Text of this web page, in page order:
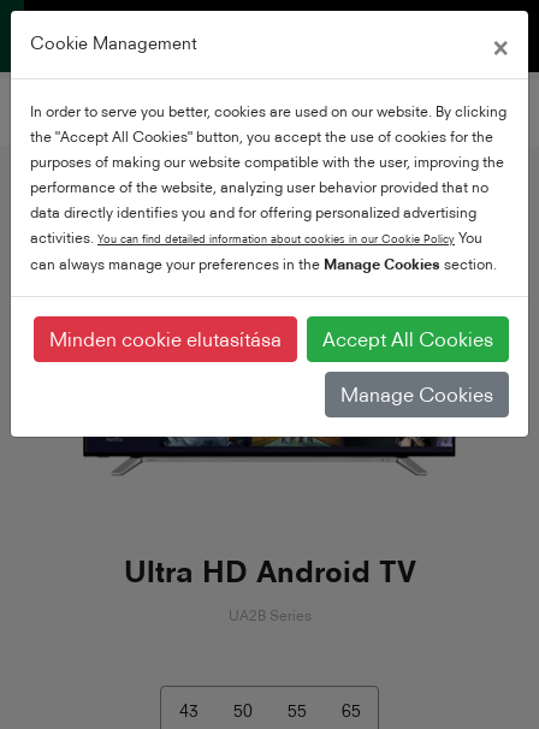
Szűrje a tévéket Szűrők hozzáadása
Ultra HD Android TV
UA2B Series
43 50 55 65
Cookie Management ×
In order to serve you better, cookies are used on our website. By clicking
the "Accept All Cookies" button, you accept the use of cookies for the
purposes of making our website compatible with the user, improving the
performance of the website, analyzing user behavior provided that no
data directly identifies you and for offering personalized advertising
activities. You can find detailed information about cookies in our Cookie Policy You
can always manage your preferences in the Manage Cookies section.
Minden cookie elutasítása Accept All Cookies
Manage Cookies